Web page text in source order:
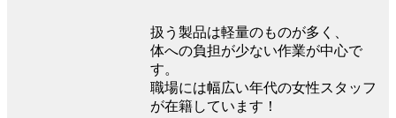
扱う製品は軽量のものが多く、
体への負担が少ない作業が中心で
す。
職場には幅広い年代の女性スタッフ
が在籍しています！